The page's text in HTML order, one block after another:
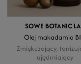
SOWE BOTANIC
Olej makadamia
Zmiękczający,
ujędrniający